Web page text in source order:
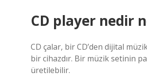
CD player nedir
CD çalar, bir CD’den dijital
bir cihazdır. Bir müzik setinin
üretilebilir.